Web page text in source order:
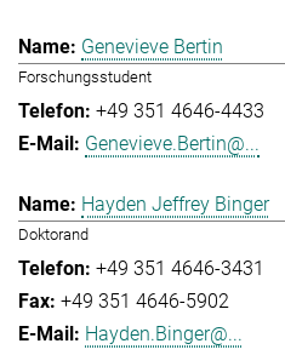
Genevieve Bertin
Forschungsstudent
+49 351 4646-4433
Genevieve.Bertin@...
Hayden Jeffrey Binger
Doktorand
+49 351 4646-3431
+49 351 4646-5902
Hayden.Binger@...